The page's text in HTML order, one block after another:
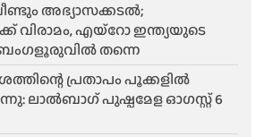
അഭ്യാസക്കടൽ;
വിരാമം, എയ്റോ ഇന്ത്യയുടെ
ബെംഗളൂരുവിൽ തന്നെ
പ്രതാപം പൂക്കളിൽ
ലാൽബാഗ് പുഷ്പമേള ഓഗസ്റ്റ് 6